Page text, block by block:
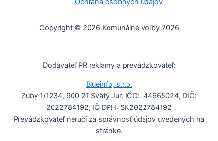
Ochrana osobných údajov
Copyright © 2026 Komunálne voľby 2026
Dodávateľ PR reklamy a prevádzkovateľ:
Blueinfo, s.r.o.
Zuby 1/1234, 900 21 Svätý Jur, IČO: 44665024, DIČ:
2022784192, IČ DPH: SK2022784192
Prevádzkovateľ neručí za správnosť údajov uvedených na
stránke.